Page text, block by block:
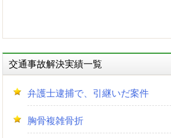
交通事故解決実績一覧
弁護士逮捕で、引継いだ案件
胸骨複雑骨折